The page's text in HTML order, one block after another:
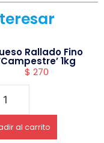
Rallado Fino
1kg
$ 270
al carrito